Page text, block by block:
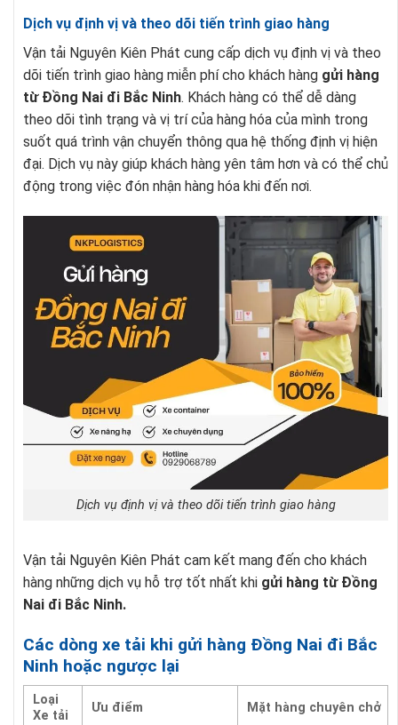
Dịch vụ định vị và theo dõi tiến trình giao hàng
Vận tải Nguyên Kiên Phát cung cấp dịch vụ định vị và theo
dõi tiến trình giao hàng miễn phí cho khách hàng gửi hàng
từ Đồng Nai đi Bắc Ninh. Khách hàng có thể dễ dàng
theo dõi tình trạng và vị trí của hàng hóa của mình trong
suốt quá trình vận chuyển thông qua hệ thống định vị hiện
đại. Dịch vụ này giúp khách hàng yên tâm hơn và có thể chủ
động trong việc đón nhận hàng hóa khi đến nơi.
Dịch vụ định vị và theo dõi tiến trình giao hàng
Vận tải Nguyên Kiên Phát cam kết mang đến cho khách
hàng những dịch vụ hỗ trợ tốt nhất khi gửi hàng từ Đồng
Nai đi Bắc Ninh.
Các dòng xe tải khi gửi hàng Đồng Nai đi Bắc
Ninh hoặc ngược lại
Loại
Xe tải
Ưu điểm Mặt hàng chuyên chở